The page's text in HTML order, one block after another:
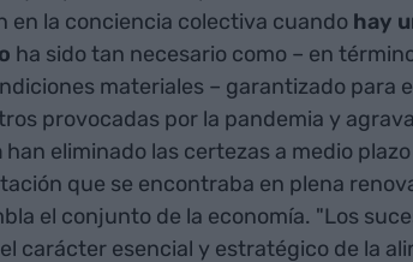
en la conciencia colectiva cuandohay
ha sido tan necesario como – en
materiales – garantizado para
provocadas por la pandemia y
han eliminado las certezas a medio
que se encontraba en plena
el conjunto de la economía. "Los
carácter esencial y estratégico de la